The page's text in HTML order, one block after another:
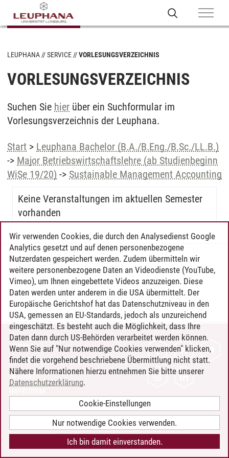
LEUPHANA SERVICE VORLESUNGSVERZEICHNIS
VORLESUNGSVERZEICHNIS
Suchen Sie hier über ein Suchformular im
Vorlesungsverzeichnis der Leuphana.
Start > Leuphana Bachelor (B.A./B.Eng./B.Sc./LL.B.)
-> Major Betriebswirtschaftslehre (ab Studienbeginn
WiSe 19/20) -> Sustainable Management Accounting
Keine Veranstaltungen im aktuellen Semester
vorhanden
Timo Leder/30.06.2024
KONTAKT
LEUPHANA ALS ARBEITGEBER
INTRANET
BARRIEREFREIHEIT
COOKIE-EINSTELLUNGEN
Wir verwenden Cookies, die durch den Analysedienst Google
Analytics gesetzt und auf denen personenbezogene
Nutzerdaten gespeichert werden. Zudem übermitteln wir
weitere personenbezogene Daten an Videodienste (YouTube,
Vimeo), um Ihnen eingebettete Videos anzuzeigen. Diese
Daten werden unter anderem in die USA übermittelt. Der
Europäische Gerichtshof hat das Datenschutzniveau in den
USA, gemessen an EU-Standards, jedoch als unzureichend
eingeschätzt. Es besteht auch die Möglichkeit, dass Ihre
Daten dann durch US-Behörden verarbeitet werden können.
Wenn Sie auf "Nur notwendige Cookies verwenden" klicken,
findet die vorgehend beschriebene Übermittlung nicht statt.
Nähere Informationen hierzu entnehmen Sie bitte unserer
Datenschutzerklärung.
Cookie-Einstellungen
Nur notwendige Cookies verwenden.
Ich bin damit einverstanden.